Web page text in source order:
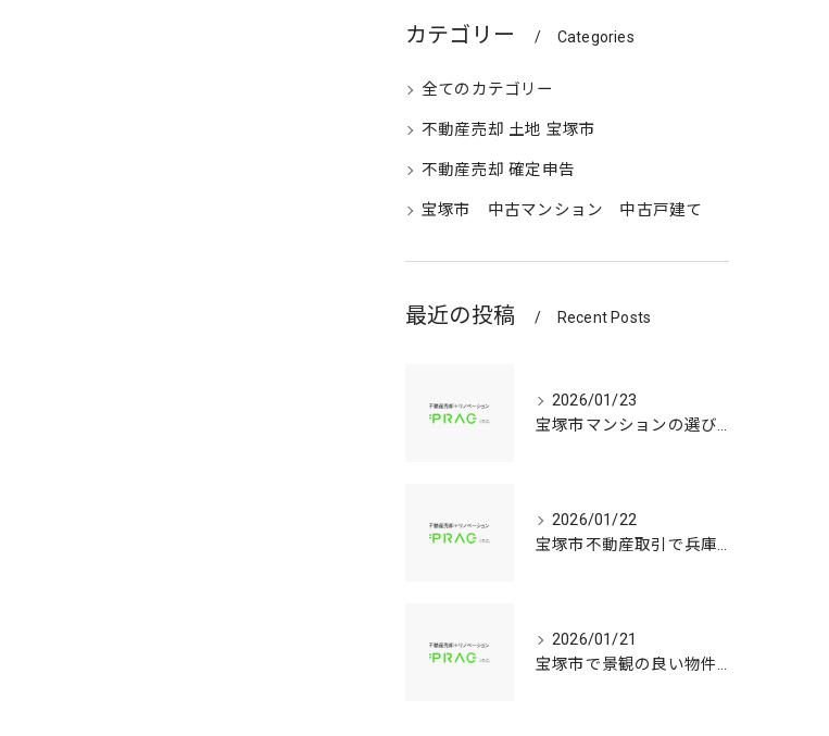
カテゴリー Categories
全てのカテゴリー
不動産売却 土地 宝塚市
不動産売却 確定申告
宝塚市 中古マンション 中古戸建て
最近の投稿 Recent Posts
2026/01/23
宝塚市マンションの選び方兵庫県宝塚市で資産価値と子育て環境を見極める中古戸建て比較ガイド
2026/01/22
宝塚市不動産取引で兵庫県宝塚市の中古マンションや中古戸建てを安心して選ぶ手順
2026/01/21
宝塚市で景観の良い物件選びに役立つ中古マンションと中古戸建てのポイント